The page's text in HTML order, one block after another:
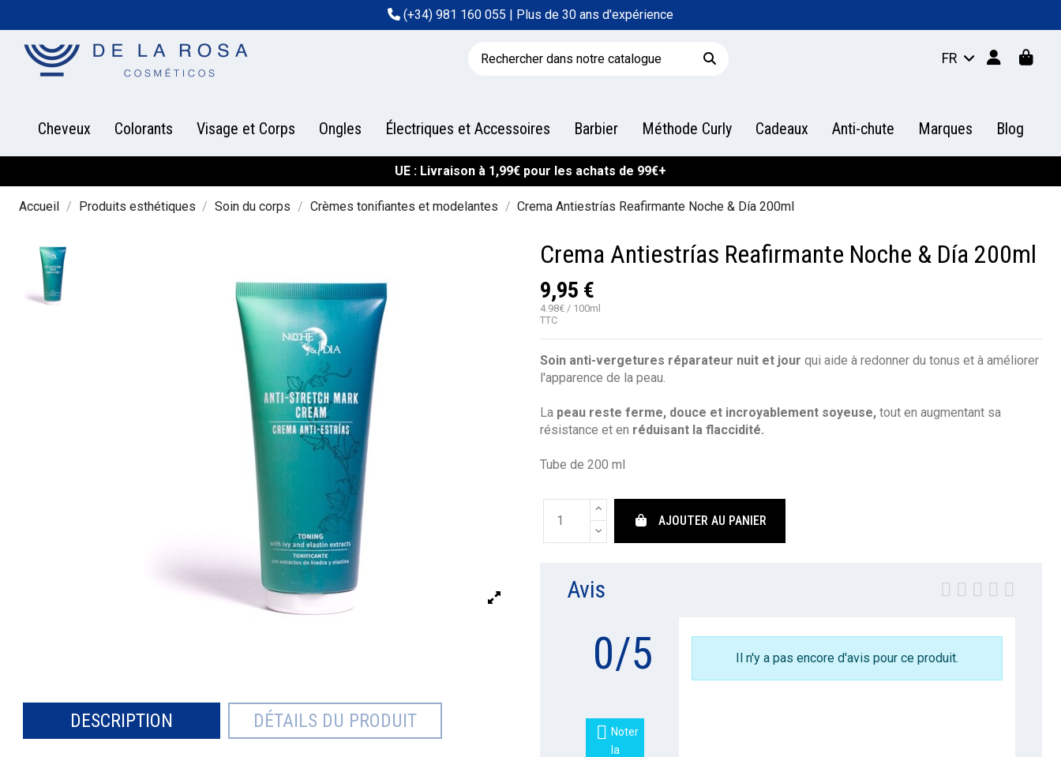
(+34) 981 160 055 | Plus de 30 ans d'expérience
FR
Cheveux Colorants Visage et Corps Ongles Électriques et Accessoires Barbier Méthode Curly Cadeaux Anti-chute Marques Blog
UE : Livraison à 1,99€ pour les achats de 99€+
Accueil Produits esthétiques Soin du corps Crèmes tonifiantes et modelantes Crema Antiestrías Reafirmante Noche & Día 200ml
DESCRIPTION DÉTAILS DU PRODUIT
Crema Antiestrías Reafirmante Noche & Día 200ml
9,95 €
4.98€ / 100ml
TTC
Soin anti-vergetures réparateur nuit et jour qui aide à redonner du tonus et à améliorer
l'apparence de la peau.
La peau reste ferme, douce et incroyablement soyeuse, tout en augmentant sa
résistance et en réduisant la flaccidité.
Tube de 200 ml
AJOUTER AU PANIER
Avis
0/5
 Noter
la
Il n'y a pas encore d'avis pour ce produit.